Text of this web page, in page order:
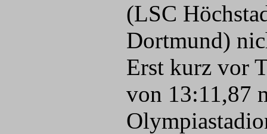
(LSC
Dortmund)
Erst kurz vor
von 13:11,87